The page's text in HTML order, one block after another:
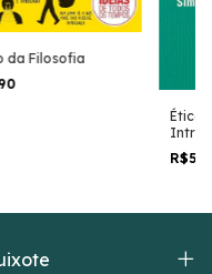
da Filosofia
Ética: